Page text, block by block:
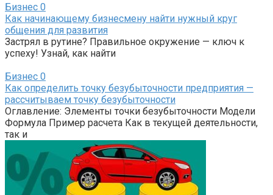
Бизнес 0
Как начинающему бизнесмену найти нужный круг
общения для развития
Застрял в рутине? Правильное окружение — ключ к
успеху! Узнай, как найти
Бизнес 0
Как определить точку безубыточности предприятия —
рассчитываем точку безубыточности
Оглавление: Элементы точки безубыточности Модели
Формула Пример расчета Как в текущей деятельности,
так и